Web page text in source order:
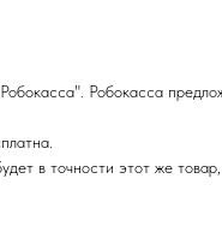
Робокасса
в точности этот же товар,